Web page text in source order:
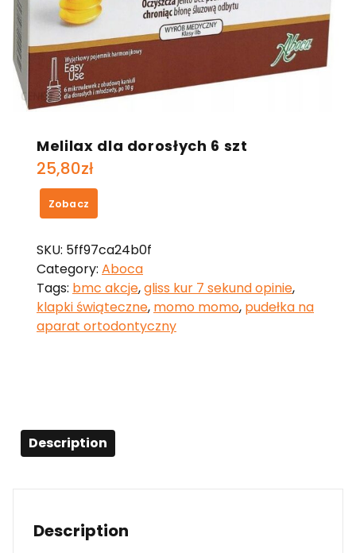
Melilax dla dorosłych 6 szt
25,80zł
Zobacz
SKU: 5ff97ca24b0f
Category: Aboca
Tags: bmc akcje,gliss kur 7 sekund opinie,
klapki świąteczne, momo momo, pudełka na
aparat ortodontyczny
Description
Description